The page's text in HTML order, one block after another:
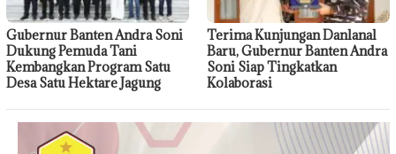
Gubernur Banten Andra Soni
Dukung Pemuda Tani
Kembangkan Program Satu
Desa Satu Hektare Jagung
Terima Kunjungan Danlanal
Baru, Gubernur Banten Andra
Soni Siap Tingkatkan
Kolaborasi